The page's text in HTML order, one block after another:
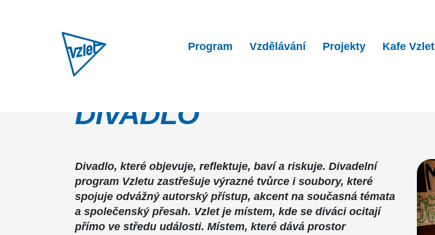
Program Vzdělávání Projekty Kafe Vzlet
DIVADLO
Divadlo, které objevuje, reflektuje, baví a riskuje. Divadelní
program Vzletu zastřešuje výrazné tvůrce i soubory, které
spojuje odvážný autorský přístup, akcent na současná témata
a společenský přesah. Vzlet je místem, kde se diváci ocitají
přímo ve středu události. Místem, které dává prostor